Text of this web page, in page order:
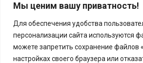
Мы ценим вашу приватность!
Для обеспечения удобства
персонализации сайта используются
можете запретить сохранение файлов
настройках своего браузера или
Телефон: +375 (17) 215-63-33
Факс: +375 (17) 270-30-50
Email:brt@brt.by